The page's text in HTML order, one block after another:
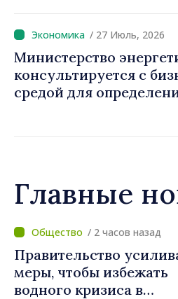
пункта Большая
«Мы продолжим
инвестировать в
дороги, достойные
европейской страны»
/ 27 Июль, 2026
Министерство
консультируется с
средой для
Главные
/ 1 час назад
У ПДС два новых
в парламенте.
Конституционный суд